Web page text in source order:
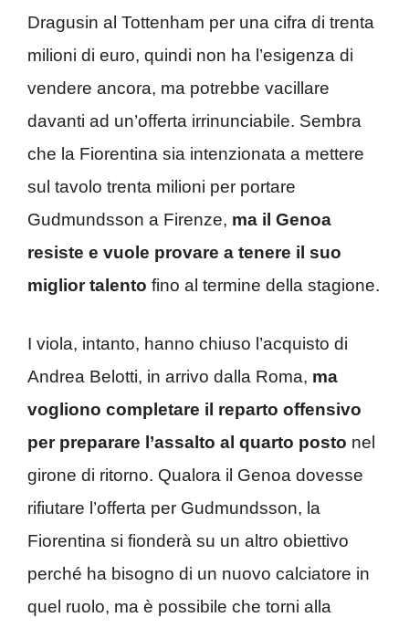
Dragusin al Tottenham per una cifra di trenta
milioni di euro, quindi non ha l’esigenza di
vendere ancora, ma potrebbe vacillare
davanti ad un’offerta irrinunciabile. Sembra
che la Fiorentina sia intenzionata a mettere
sul tavolo trenta milioni per portare
Gudmundsson a Firenze, ma il Genoa
resiste e vuole provare a tenere il suo
miglior talento fino al termine della stagione.
I viola, intanto, hanno chiuso l’acquisto di
Andrea Belotti, in arrivo dalla Roma, ma
vogliono completare il reparto offensivo
per preparare l’assalto al quarto posto nel
girone di ritorno. Qualora il Genoa dovesse
rifiutare l’offerta per Gudmundsson, la
Fiorentina si fionderà su un altro obiettivo
perché ha bisogno di un nuovo calciatore in
quel ruolo, ma è possibile che torni alla